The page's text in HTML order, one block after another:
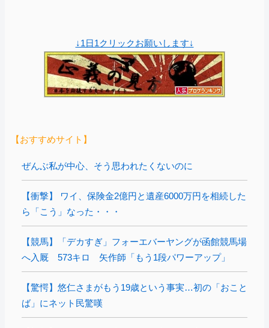
↓1日1クリックお願いします↓
【おすすめサイト】
ぜんぶ私が中心、そう思われたくないのに
【衝撃】 ワイ、保険金2億円と遺産6000万円を相続した
ら「こう」なった・・・
【競馬】「デカすぎ」フォーエバーヤングが函館競馬場
へ入厩 573キロ 矢作師「もう1段パワーアップ」
【驚愕】悠仁さまがもう19歳という事実…初の「おこと
ば」にネット民驚嘆